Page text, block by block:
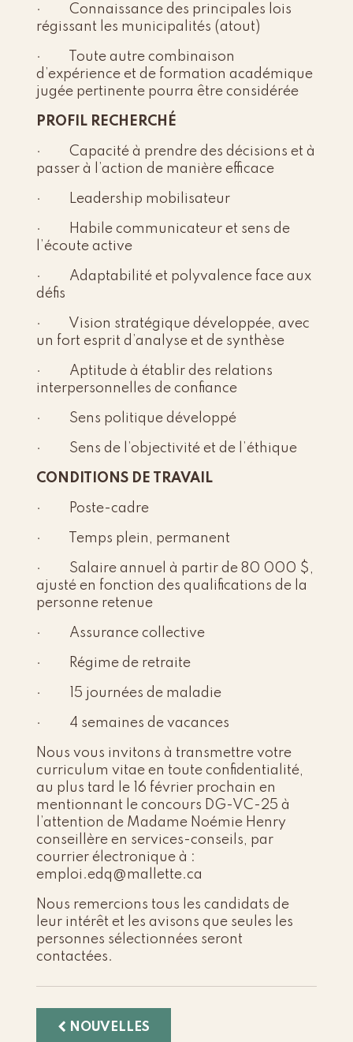
· Connaissance des principales lois
régissant les municipalités (atout)
· Toute autre combinaison
d’expérience et de formation académique
jugée pertinente pourra être considérée
PROFIL RECHERCHÉ
· Capacité à prendre des décisions et à
passer à l’action de manière efficace
· Leadership mobilisateur
· Habile communicateur et sens de
l’écoute active
· Adaptabilité et polyvalence face aux
défis
· Vision stratégique développée, avec
un fort esprit d’analyse et de synthèse
· Aptitude à établir des relations
interpersonnelles de confiance
· Sens politique développé
· Sens de l’objectivité et de l’éthique
CONDITIONS DE TRAVAIL
· Poste-cadre
· Temps plein, permanent
· Salaire annuel à partir de 80 000 $,
ajusté en fonction des qualifications de la
personne retenue
· Assurance collective
· Régime de retraite
· 15 journées de maladie
· 4 semaines de vacances
Nous vous invitons à transmettre votre
curriculum vitae en toute confidentialité,
au plus tard le 16 février prochain en
mentionnant le concours DG-VC-25 à
l’attention de Madame Noémie Henry
conseillère en services-conseils, par
courrier électronique à :
emploi.edq@mallette.ca
Nous remercions tous les candidats de
leur intérêt et les avisons que seules les
personnes sélectionnées seront
contactées.
NOUVELLES